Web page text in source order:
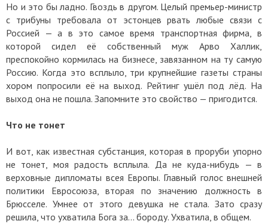
Но и это бы ладно. Гвоздь в другом. Целый премьер-министр
с трибуны требовала от эстонцев рвать любые связи с
Россией — а в это самое время транспортная фирма, в
которой сидел её собственный муж Арво Халлик,
преспокойно кормилась на бизнесе, завязанном на ту самую
Россию. Когда это всплыло, три крупнейшие газеты страны
хором попросили её на выход. Рейтинг ушёл под лёд. На
выход она не пошла. Запомните это свойство — пригодится.
Что не тонет
И вот, как известная субстанция, которая в проруби упорно
не тонет, моя радость всплыла. Да не куда-нибудь — в
верховные дипломаты всея Европы. Главный голос внешней
политики Евросоюза, вторая по значению должность в
Брюсселе. Умнее от этого девушка не стала. Зато сразу
решила, что ухватила Бога за… бороду. Ухватила, в общем.